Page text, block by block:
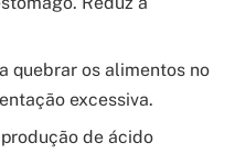
quebrar os alimentos no
excessiva.
de ácido